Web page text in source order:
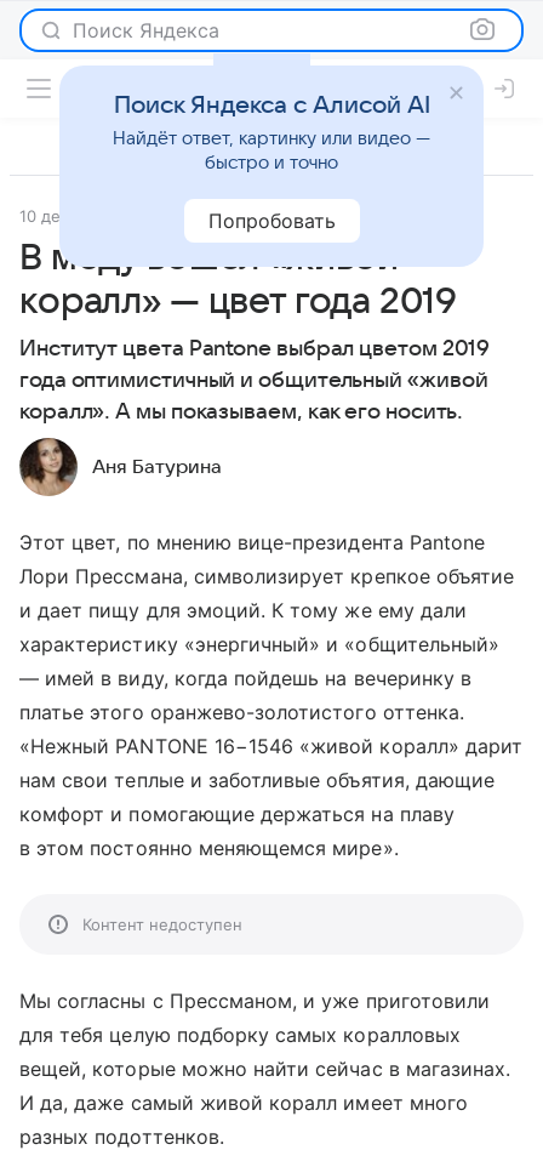
Поиск Яндекса
10 декабря 2018
В моду вошел «живой
коралл» — цвет года 2019
Институт цвета Pantone выбрал цветом 2019
года оптимистичный и общительный «живой
коралл». А мы показываем, как его носить.
Аня Батурина
Этот цвет, по мнению вице-президента Pantone
Лори Прессмана, символизирует крепкое объятие
и дает пищу для эмоций. К тому же ему дали
характеристику «энергичный» и «общительный»
— имей в виду, когда пойдешь на вечеринку в
платье этого оранжево-золотистого оттенка.
«Нежный PANTONE 16−1546 «живой коралл» дарит
нам свои теплые и заботливые объятия, дающие
комфорт и помогающие держаться на плаву
в этом постоянно меняющемся мире».
Контент недоступен
Мы согласны с Прессманом, и уже приготовили
для тебя целую подборку самых коралловых
вещей, которые можно найти сейчас в магазинах.
И да, даже самый живой коралл имеет много
разных подоттенков.
Поиск Яндекса с Алисой AI
Найдёт ответ, картинку или видео —
быстро и точно
Попробовать